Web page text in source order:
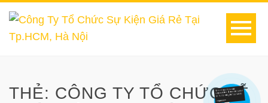
THẺ: CÔNG TY TỔ CHỨC LỄ